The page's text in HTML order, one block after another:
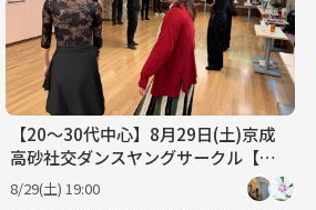
【20〜30代中心】8月29日(土)京成
高砂社交ダンスヤングサークル【初
心者🔰歓迎】
8/29(土) 19:00